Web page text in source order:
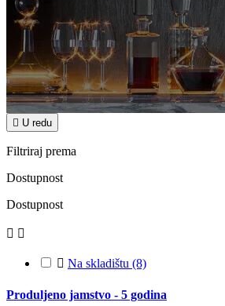
 U redu
Filtriraj prema
Dostupnost
Dostupnost
 
 Na skladištu (8)
Produljeno jamstvo - 5 godina